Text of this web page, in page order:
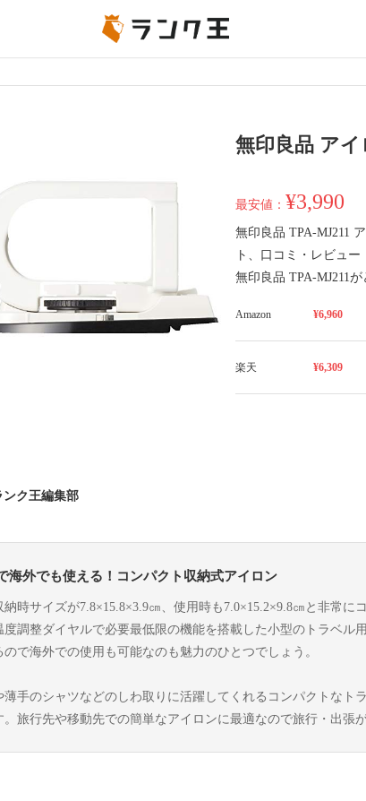
無印良品 アイ
最安値： ¥3,990
無印良品 TPA-MJ211
ト、口コミ・レビュ
無印良品 TPA-MJ211
Amazon ¥6,960
楽天 ¥6,309
ンク王編集部
海外でも使える！コンパクト収納式アイロン
納時サイズが7.8×15.8×3.9㎝、使用時も7.0×15.2×9.8㎝と非常
度調整ダイヤルで必要最低限の機能を搭載した小型のトラベル
ので海外での使用も可能なのも魅力のひとつでしょう。
薄手のシャツなどのしわ取りに活躍してくれるコンパクトなト
。旅行先や移動先での簡単なアイロンに最適なので旅行・出張